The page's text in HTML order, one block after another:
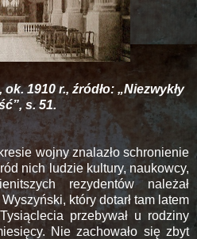
1910 r., źródło: „Niezwykły
s. 51.
wojny znalazło schronienie
nich ludzie kultury, naukowcy,
rezydentów należał
który dotarł tam latem
przebywał u rodziny
Nie zachowało się zbyt